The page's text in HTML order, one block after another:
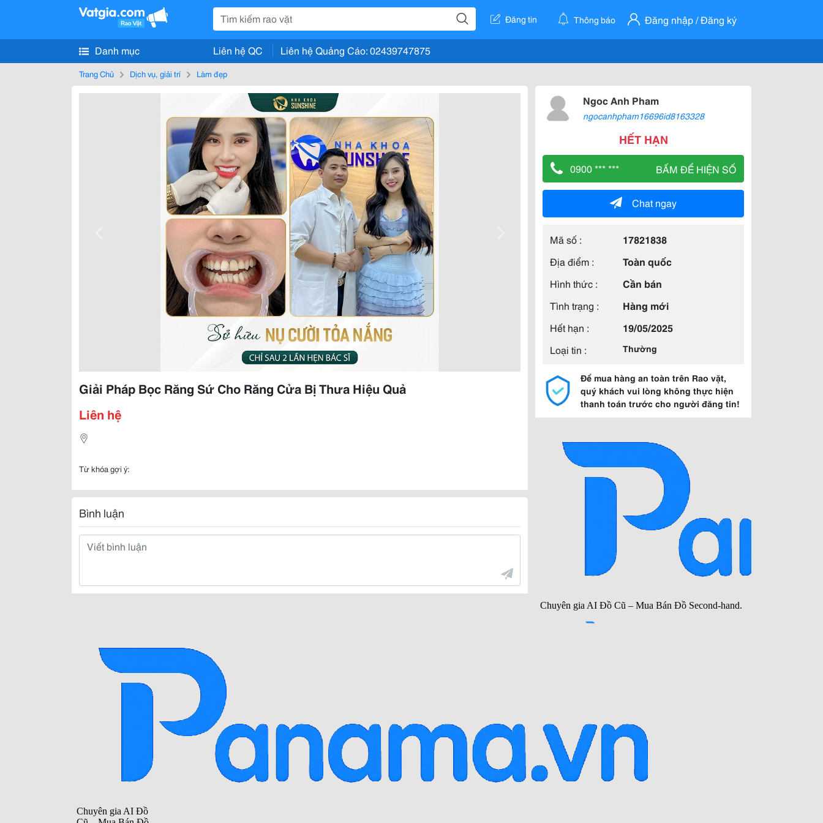
Đăng tin Thông báo Đăng nhập / Đăng ký
Danh mục Liên hệ QC Liên hệ Quảng Cáo: 02439747875
Trang Chủ Dịch vụ, giải trí Làm đẹp
Giải Pháp Bọc Răng Sứ Cho Răng Cửa Bị Thưa Hiệu Quả
Liên hệ
Từ khóa gợi ý:
Bình luận
Ngoc Anh Pham
ngocanhpham16696id8163328
HẾT HẠN
0900 *** *** BẤM ĐỂ HIỆN SỐ
Chat ngay
Mã số :
17821838
Địa điểm :
Toàn quốc
Hình thức :
Cần bán
Tình trạng :
Hàng mới
Hết hạn :
19/05/2025
Loại tin :
Thường
Để mua hàng an toàn trên Rao vặt,
quý khách vui lòng không thực hiện
thanh toán trước cho người đăng tin!